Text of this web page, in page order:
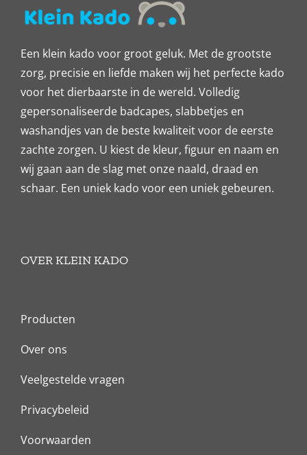
Een klein kado voor groot geluk. Met de grootste
zorg, precisie en liefde maken wij het perfecte kado
voor het dierbaarste in de wereld. Volledig
gepersonaliseerde badcapes, slabbetjes en
washandjes van de beste kwaliteit voor de eerste
zachte zorgen. U kiest de kleur, figuur en naam en
wij gaan aan de slag met onze naald, draad en
schaar. Een uniek kado voor een uniek gebeuren.
OVER KLEIN KADO
Producten
Over ons
Veelgestelde vragen
Privacybeleid
Voorwaarden